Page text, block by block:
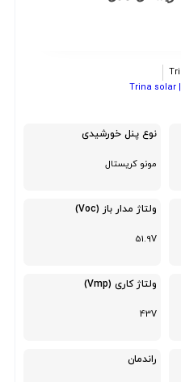
نوع پنل خورشیدی
مونو کریستال
ولتاژ مدار باز (Voc)
ولتاژ کاری (Vmp)
راندمان